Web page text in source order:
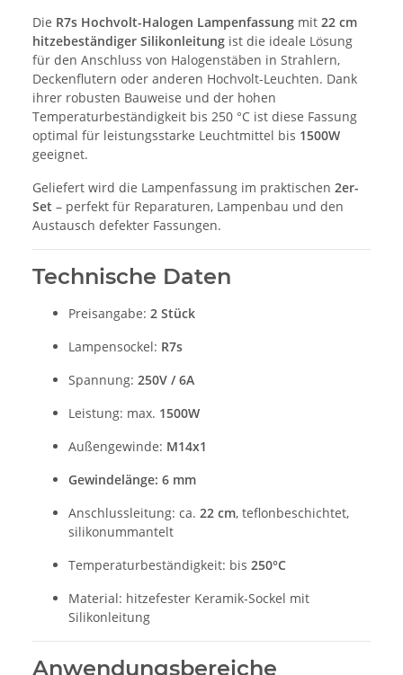
Die R7s Hochvolt-Halogen Lampenfassung mit 22 cm
hitzebeständiger Silikonleitung ist die ideale Lösung
für den Anschluss von Halogenstäben in Strahlern,
Deckenflutern oder anderen Hochvolt-Leuchten. Dank
ihrer robusten Bauweise und der hohen
Temperaturbeständigkeit bis 250 °C ist diese Fassung
optimal für leistungsstarke Leuchtmittel bis 1500W
geeignet.
Geliefert wird die Lampenfassung im praktischen 2er-
Set – perfekt für Reparaturen, Lampenbau und den
Austausch defekter Fassungen.
Technische Daten
Preisangabe: 2 Stück
Lampensockel: R7s
Spannung: 250V / 6A
Leistung: max. 1500W
Außengewinde: M14x1
Gewindelänge: 6 mm
Anschlussleitung: ca. 22 cm, teflonbeschichtet,
silikonummantelt
Temperaturbeständigkeit: bis 250°C
Material: hitzefester Keramik-Sockel mit
Silikonleitung
Anwendungsbereiche